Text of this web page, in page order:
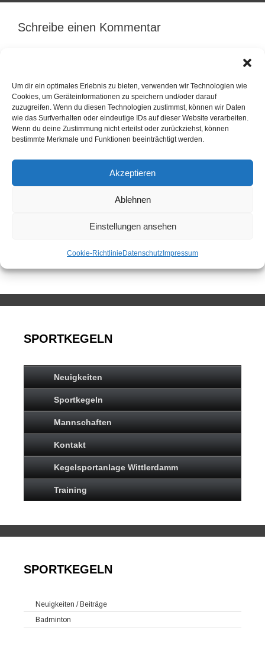
Um dir ein optimales Erlebnis zu bieten, verwenden wir Technologien wie
Cookies, um Geräteinformationen zu speichern und/oder darauf
zuzugreifen. Wenn du diesen Technologien zustimmst, können wir Daten
wie das Surfverhalten oder eindeutige IDs auf dieser Website verarbeiten.
Wenn du deine Zustimmung nicht erteilst oder zurückziehst, können
bestimmte Merkmale und Funktionen beeinträchtigt werden.
Akzeptieren
Ablehnen
Einstellungen ansehen
Cookie-Richtlinie Datenschutz Impressum
Schreibe einen Kommentar
SPORTKEGELN
Neuigkeiten
Sportkegeln
Mannschaften
Kontakt
Kegelsportanlage Wittlerdamm
Training
SPORTKEGELN
Neuigkeiten / Beiträge
Badminton